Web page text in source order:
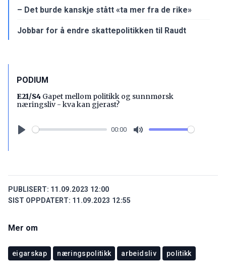
– Det burde kanskje stått «ta mer fra de rike»
Jobbar for å endre skattepolitikken til Raudt
PODIUM
E21/S4 Gapet mellom politikk og sunnmørsk
næringsliv - kva kan gjerast?
00:00
PUBLISERT: 11.09.2023 12:00
SIST OPPDATERT: 11.09.2023 12:55
Mer om
eigarskap næringspolitikk arbeidsliv politikk